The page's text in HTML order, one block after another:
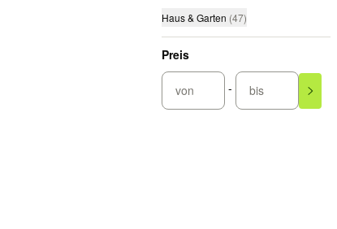
Haus & Garten (47)
Preis
von - bis